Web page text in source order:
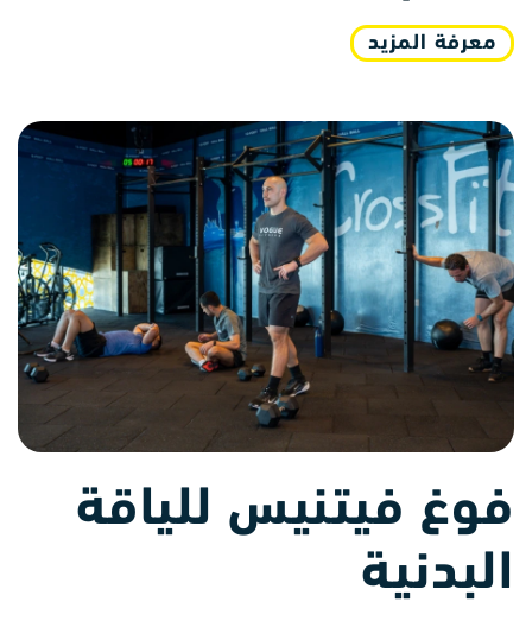
معرفة المزيد
فوغ فيتنيس للياقة
البدنية